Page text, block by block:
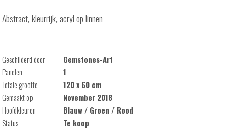
Abstract, kleurrijk, acryl op linnen
Geschilderd door
Gemstones-Art
Panelen
1
Totale grootte
120 x 60 cm
Gemaakt op
November 2018
Hoofdkleuren
Blauw / Groen / Rood
Status
Te koop